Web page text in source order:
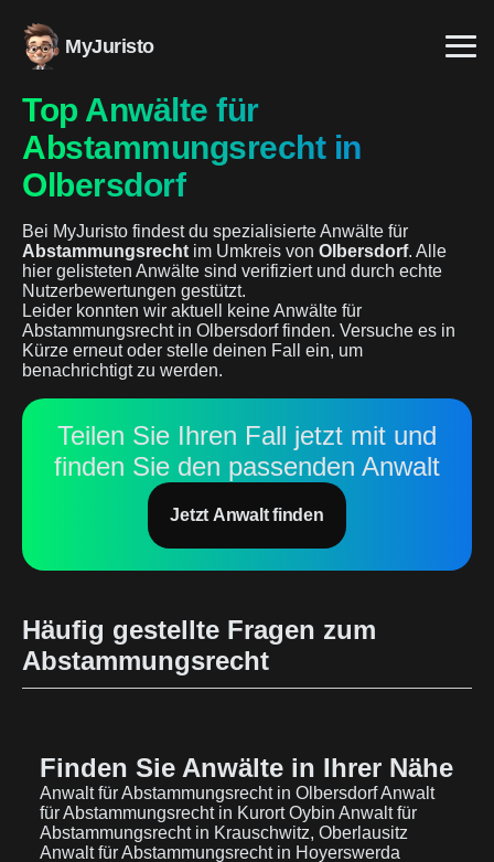
MyJuristo
Top Anwälte für
Abstammungsrecht in
Olbersdorf
Bei MyJuristo findest du spezialisierte Anwälte für
Abstammungsrecht im Umkreis von Olbersdorf. Alle
hier gelisteten Anwälte sind verifiziert und durch echte
Nutzerbewertungen gestützt.
Leider konnten wir aktuell keine Anwälte für
Abstammungsrecht in Olbersdorf finden. Versuche es in
Kürze erneut oder stelle deinen Fall ein, um
benachrichtigt zu werden.
Teilen Sie Ihren Fall jetzt mit und
finden Sie den passenden Anwalt
Jetzt Anwalt finden
Häufig gestellte Fragen zum
Abstammungsrecht
Finden Sie Anwälte in Ihrer Nähe
Anwalt für Abstammungsrecht in OlbersdorfAnwalt
für Abstammungsrecht in Kurort Oybin Anwalt für
Abstammungsrecht in Krauschwitz, Oberlausitz
Anwalt für Abstammungsrecht in Hoyerswerda